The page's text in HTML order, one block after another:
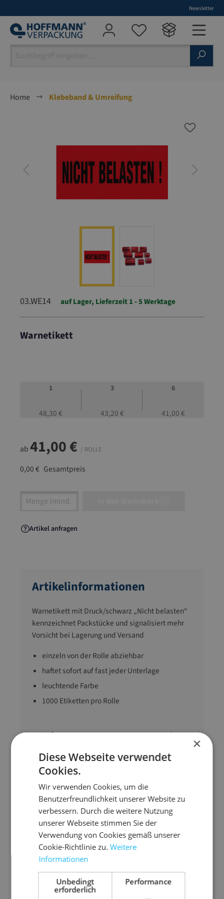
Newsletter
Home
Klebeband & Umreifung
03.WE14 auf Lager, Lieferzeit 1 - 5 Werktage
Warnetikett
1
48,30 €
3
43,20 €
6
41,00 €
ab41,00 € / ROLLE
0,00 € Gesamtpreis
Artikel Anzahl: Gib den gewünschten Wert
Artikel anfragen
Artikelinformationen
Warnetikett mit Druck/schwarz „Nicht belasten“
kennzeichnet Packstücke und signalisiert mehr
Vorsicht bei Lagerung und Versand
einzeln von der Rolle abziehbar
haftet sofort auf fast jeder Unterlage
leuchtende Farbe
1000 Etiketten pro Rolle
Maße
145 mm x 70 mm (L
Ausführung
Nicht belasten!
Gewicht
Zubehör-Artikel
×
Diese Webseite verwendet
Cookies.
Wir verwenden Cookies, um die
Benutzerfreundlichkeit unserer Website zu
verbessern. Durch die weitere Nutzung
unserer Webseite stimmen Sie der
Verwendung von Cookies gemäß unserer
Cookie-Richtlinie zu.Weitere
Informationen
Unbedingt
erforderlich
Performance